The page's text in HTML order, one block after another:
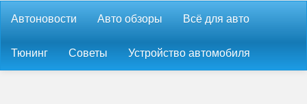
Автоновости Авто обзоры Всё для авто
Тюнинг Советы Устройство автомобиля